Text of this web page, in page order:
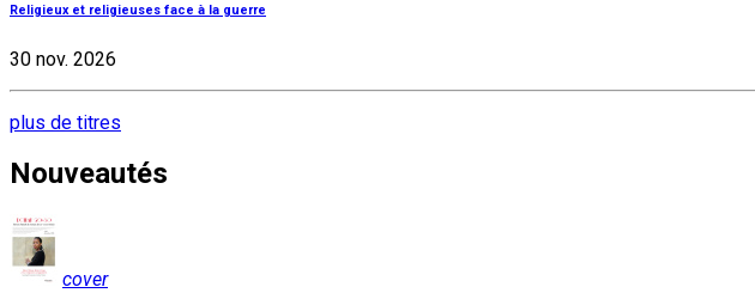
Religieux et religieuses face à la guerre
30 nov. 2026
plus de titres
Nouveautés
cover